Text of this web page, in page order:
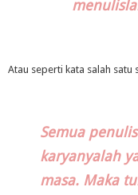
Atau seperti kata salah satu
Semua
karyanyalah
masa. Maka